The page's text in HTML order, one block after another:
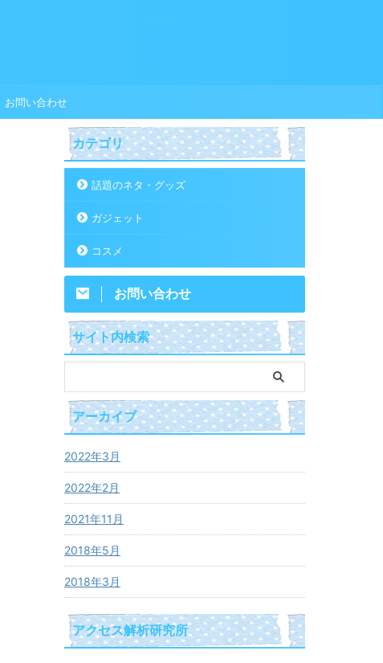
お問い合わせ
カテゴリ
話題のネタ・グッズ
ガジェット
コスメ
お問い合わせ
サイト内検索
アーカイブ
2022年3月
2022年2月
2021年11月
2018年5月
2018年3月
アクセス解析研究所